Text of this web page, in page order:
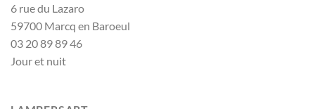
6 rue du Lazaro
59700 Marcq en Baroeul
03 20 89 89 46
Jour et nuit